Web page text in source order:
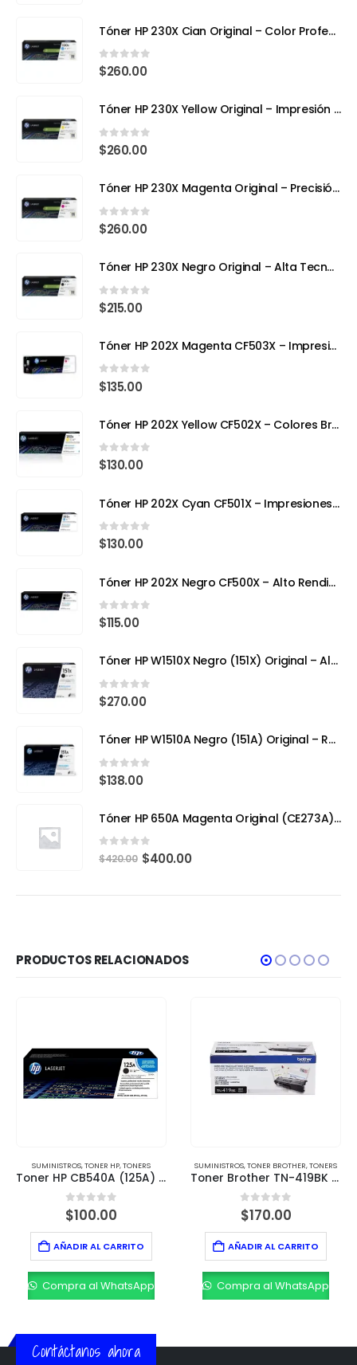
Tóner HP 230X Cian Original – Color Profesional y Máximo Rendimiento con Tecnología TerraJet
0out of 5
$260.00
Tóner HP 230X Yellow Original – Impresión Láser a Todo Color con Eficiencia y Precisión
0out of 5
$260.00
Tóner HP 230X Magenta Original – Precisión, Color y Tecnología Avanzada
0out of 5
$260.00
Tóner HP 230X Negro Original – Alta Tecnología, Máximo Rendimiento
0 out of 5
$215.00
Tóner HP 202X Magenta CF503X – Impresión con Color y Precisión Profesional
0out of 5
$135.00
Tóner HP 202X Yellow CF502X – Colores Brillantes, Calidad Profesional
0out of 5
$130.00
Tóner HP 202X Cyan CF501X – Impresiones Vivas y de Alta Precisión
0out of 5
$130.00
Tóner HP 202X Negro CF500X – Alto Rendimiento para Impresoras Láser a Color
0out of 5
$115.00
Tóner HP W1510X Negro (151X) Original – Alto Rendimiento para HP LaserJet Pro
0out of 5
$270.00
Tóner HP W1510A Negro (151A) Original – Rendimiento Eficiente para tu HP LaserJet Pro 4103fdw
0out of 5
$138.00
Tóner HP 650A Magenta Original (CE273A) – Calidad Profesional y Rendimiento Superior
0 out of 5
$420.00 $400.00
PRODUCTOS RELACIONADOS
SUMINISTROS,TONER BROTHER,TONERS
0out of 5
$170.00
AÑADIR AL CARRITO
Compra al WhatsApp
SUMINISTROS, TONER HP,TONERS
0out of 5
$100.00
AÑADIR AL CARRITO
Compra al WhatsApp
Contáctanos ahora